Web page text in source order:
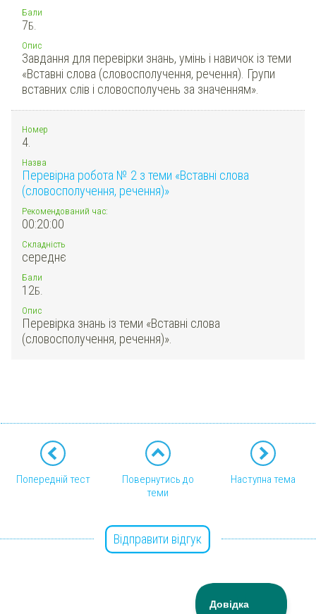
Бали
7Б.
Опис
Завдання для перевірки знань, умінь і навичок із теми
«Вставні слова (словосполучення, речення). Групи
вставних слів і словосполучень за значенням».
Номер
4.
Назва
Перевірна робота № 2 з теми «Вставні слова
(словосполучення, речення)»
Рекомендований час:
00:20:00
Складність
середнє
Бали
12Б.
Опис
Перевірка знань із теми «Вставні слова
(словосполучення, речення)».
Попередній тест
Повернутись до
теми
Наступна тема
Відправити відгук